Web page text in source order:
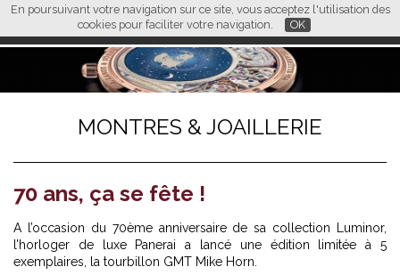
En poursuivant votre navigation sur ce site, vous acceptez l'utilisation des
cookies pour faciliter votre navigation.
OK
FR EN CN
L M
MONTRES & JOAILLERIE
70 ans, ça se fête !
A l’occasion du 70ème anniversaire de sa collection Luminor,
l’horloger de luxe Panerai a lancé une édition limitée à 5
exemplaires, la tourbillon GMT Mike Horn.